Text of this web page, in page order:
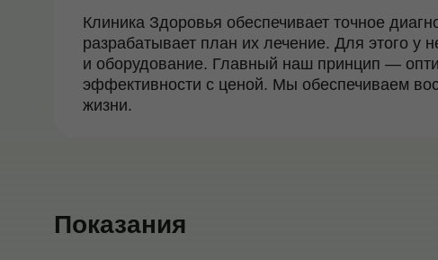
Клиника Здоровья обеспечивает точное
разрабатывает план их лечение. Для этого у
и оборудование. Главный наш принцип —
эффективности с ценой. Мы обеспечиваем
жизни.
Показания